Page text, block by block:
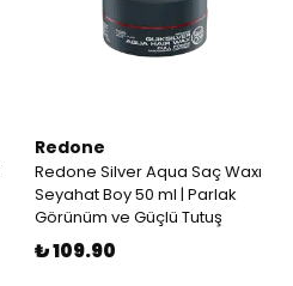
Redone
Redone Silver Aqua Saç Waxı
Seyahat Boy 50 ml | Parlak
Görünüm ve Güçlü Tutuş
₺ 109.90